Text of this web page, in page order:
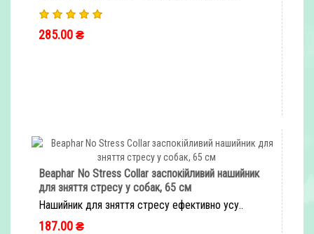
285.00 ₴
Beaphar No Stress Collar заспокійливий нашийник
для зняття стресу у собак, 65 см
Нашийник для зняття стресу ефективно усу..
187.00 ₴